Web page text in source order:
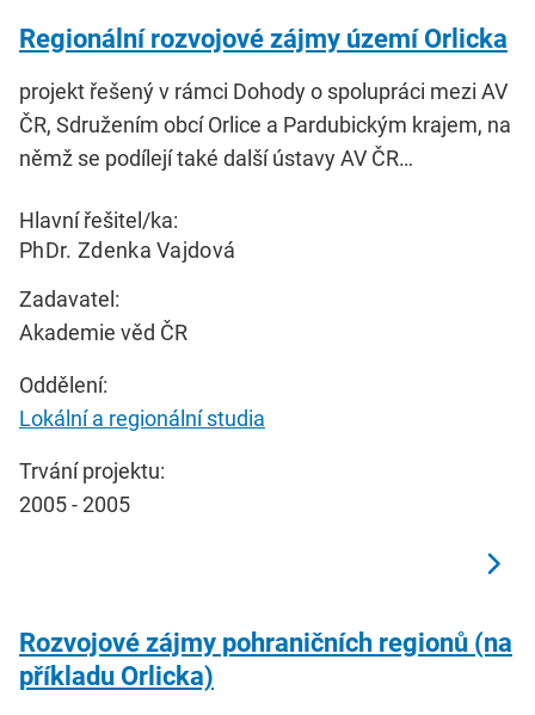
Regionální rozvojové zájmy území Orlicka
projekt řešený v rámci Dohody o spolupráci mezi AV
ČR, Sdružením obcí Orlice a Pardubickým krajem, na
němž se podílejí také další ústavy AV ČR…
Hlavní řešitel/ka:
PhDr. Zdenka Vajdová
Zadavatel:
Akademie věd ČR
Oddělení:
Lokální a regionální studia
Trvání projektu:
2005 - 2005
Rozvojové zájmy pohraničních regionů (na
příkladu Orlicka)